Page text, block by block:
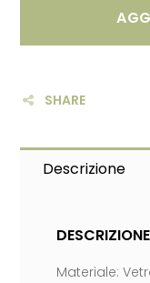
SHARE
Descrizione
DESCRIZIONE
Materiale: